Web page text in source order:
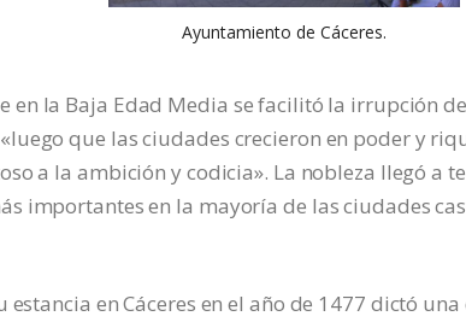
Ayuntamiento de Cáceres.
en la Baja Edad Media se facilitó la irrupción
que las ciudades crecieron en poder y
a la ambición y codicia». La nobleza llegó a
importantes en la mayoría de las ciudades
estancia en Cáceres en el año de 1477 dictó